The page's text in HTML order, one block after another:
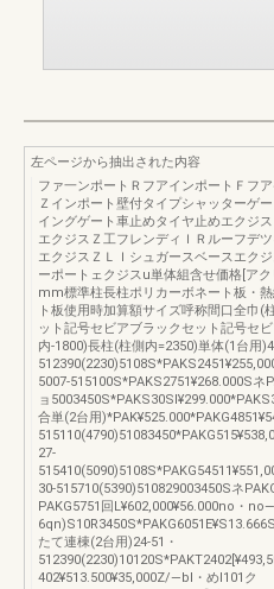
左ページから抽出された内容
ファ一ンポートＲフアインポートＦフ
Ｚインポート壁付タイプシャッターゲ
イングゲート車止めタイヤ止めエクジ
エクジスＺ工フレンディＩＲルーフデ
エクジスＺＬＩシュガースベースエク
ーポートェクジスu単体組含せ価格[ア
mm標準柱長柱ポリカーボネート板・
ト板使用時加算額サイズ呼称間口全巾(
ット記号セビアブラックセット記号セ
内‐1800)長柱(柱側内=2350)単体(1台用
5007-515100S*PAKS2751¥268.000Sネ
ョ
合単(2台用
27-
30-515710(5390)510829003450Sネ
PAKG5751回L¥602,000¥56.000no・
たて連棟(2台用)24-51・
402¥513.500¥35,000Z/―bl・めl101ク